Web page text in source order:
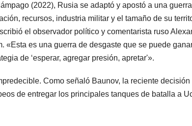
(2022), Rusia se adaptó y apostó a una
recursos, industria militar y el tamaño de su
el observador político y comentarista ruso
«Esta es una guerra de desgaste que se puede
de ‘esperar, agregar presión, apretar'».
Como señaló Baunov, la reciente decisión
de entregar los principales tanques de batalla a